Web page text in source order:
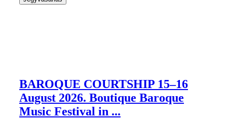
BAROQUE COURTSHIP 15–16
August 2026. Boutique Baroque
Music Festival in ...